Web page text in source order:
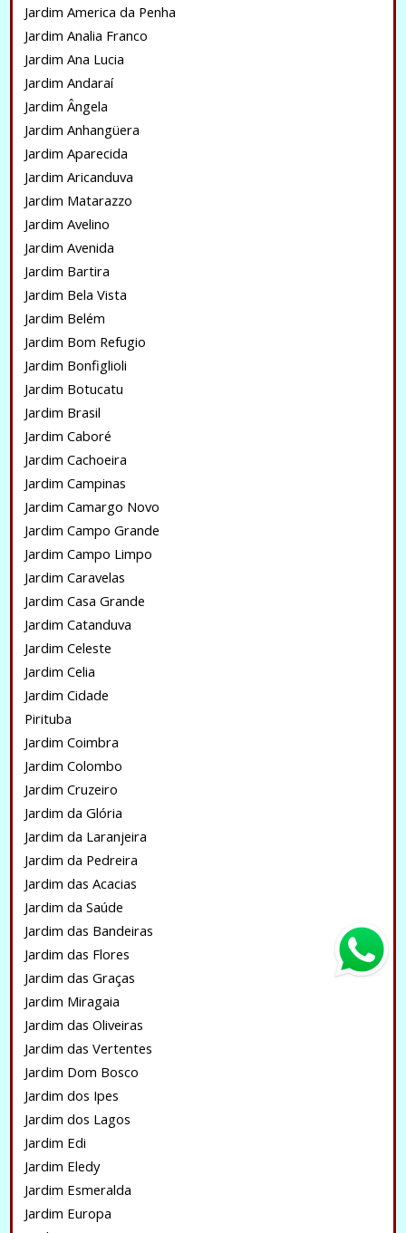
Jardim America da Penha
Jardim Analia Franco
Jardim Ana Lucia
Jardim Andaraí
Jardim Ângela
Jardim Anhangüera
Jardim Aparecida
Jardim Aricanduva
Jardim Matarazzo
Jardim Avelino
Jardim Avenida
Jardim Bartira
Jardim Bela Vista
Jardim Belém
Jardim Bom Refugio
Jardim Bonfiglioli
Jardim Botucatu
Jardim Brasil
Jardim Caboré
Jardim Cachoeira
Jardim Campinas
Jardim Camargo Novo
Jardim Campo Grande
Jardim Campo Limpo
Jardim Caravelas
Jardim Casa Grande
Jardim Catanduva
Jardim Celeste
Jardim Celia
Jardim Cidade
Pirituba
Jardim Coimbra
Jardim Colombo
Jardim Cruzeiro
Jardim da Glória
Jardim da Laranjeira
Jardim da Pedreira
Jardim das Acacias
Jardim da Saúde
Jardim das Bandeiras
Jardim das Flores
Jardim das Graças
Jardim Miragaia
Jardim das Oliveiras
Jardim das Vertentes
Jardim Dom Bosco
Jardim dos Ipes
Jardim dos Lagos
Jardim Edi
Jardim Eledy
Jardim Esmeralda
Jardim Europa